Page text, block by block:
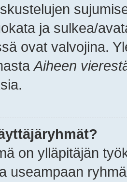
ja sulkea/
ovat valvojina.
Aiheen
on ylläpitäjän
useampaan